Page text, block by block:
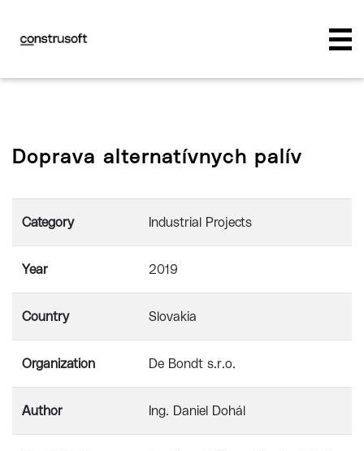
Doprava alternatívnych palív
Category Industrial Projects
Year 2019
Country Slovakia
Organization De Bondt s.r.o.
Author Ing. Daniel Dohál